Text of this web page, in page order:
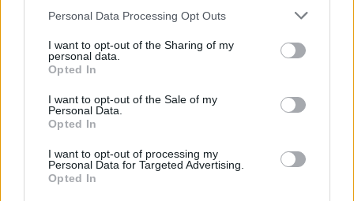
Personal Data Processing Opt Outs
I want to opt-out of the Sharing of my
personal data.
Opted In
I want to opt-out of the Sale of my
Personal Data.
Opted In
I want to opt-out of processing my
Personal Data for Targeted Advertising.
Opted In